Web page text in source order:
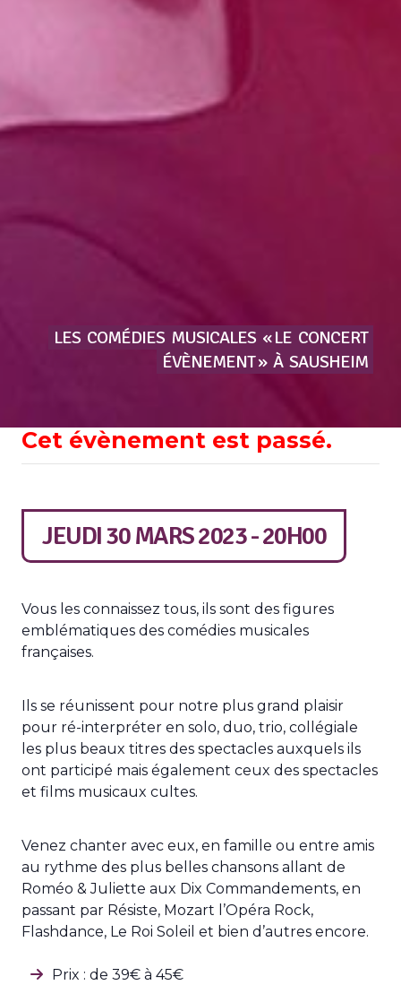
LES COMÉDIES MUSICALES « LE CONCERT
ÉVÈNEMENT » À SAUSHEIM
Cet évènement est passé.
JEUDI 30 MARS 2023 - 20H00
Vous les connaissez tous, ils sont des figures
emblématiques des comédies musicales
françaises.
Ils se réunissent pour notre plus grand plaisir
pour ré-interpréter en solo, duo, trio, collégiale
les plus beaux titres des spectacles auxquels ils
ont participé mais également ceux des spectacles
et films musicaux cultes.
Venez chanter avec eux, en famille ou entre amis
au rythme des plus belles chansons allant de
Roméo & Juliette aux Dix Commandements, en
passant par Résiste, Mozart l’Opéra Rock,
Flashdance, Le Roi Soleil et bien d’autres encore.
Prix : de 39€ à 45€